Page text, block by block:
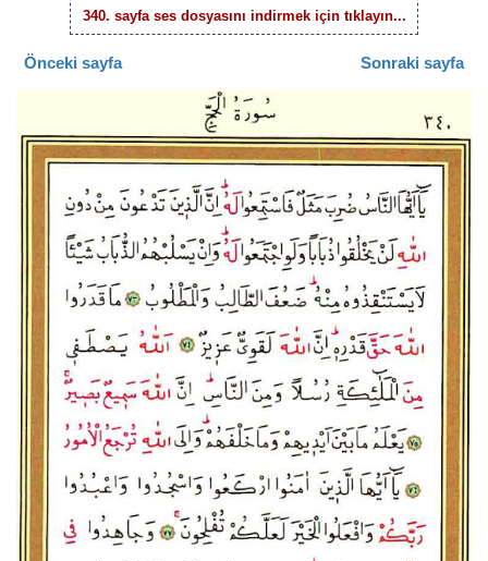
340. sayfa ses dosyasını indirmek için tıklayın...
Önceki sayfa Sonraki sayfa